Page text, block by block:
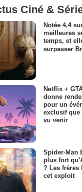
Ciné &
Notée 4,4
meilleures
temps, et
surpasser
Netflix +
donne
pour un
exclusif que
vu venir
Spider-Man
plus fort
? Les frères
cet exploit